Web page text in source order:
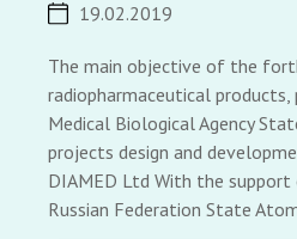
19.02.2019
The main objective of the
radiopharmaceutical
Medical Biological Agency
projects design and
DIAMED Ltd With the
Russian Federation State